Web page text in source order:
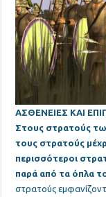
ΑΣΘΕΝΕΙΕΣ ΚΑΙ
Στους στρατούς
τους στρατούς
περισσότεροι
παρά από τα όπλα
στρατούς